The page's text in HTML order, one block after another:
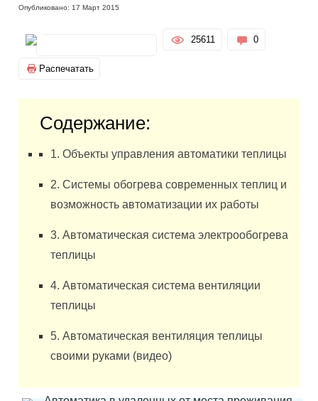
Опубликовано: 17 Март 2015
25611 0
Распечатать
Содержание:
1. Объекты управления автоматики теплицы
2. Системы обогрева современных теплиц и
возможность автоматизации их работы
3. Автоматическая система электрообогрева
теплицы
4. Автоматическая система вентиляции
теплицы
5. Автоматическая вентиляция теплицы
своими руками (видео)